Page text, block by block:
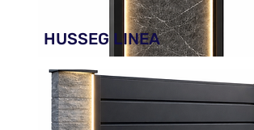
HUSSEG LINEA